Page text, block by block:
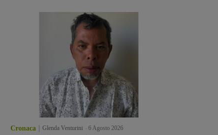
Cronaca Glenda Venturini 6 Agosto 2026